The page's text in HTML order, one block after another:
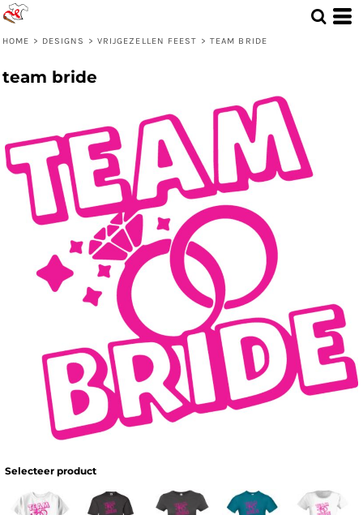
HOME > DESIGNS > VRIJGEZELLEN FEEST > TEAM BRIDE
team bride
Selecteer product